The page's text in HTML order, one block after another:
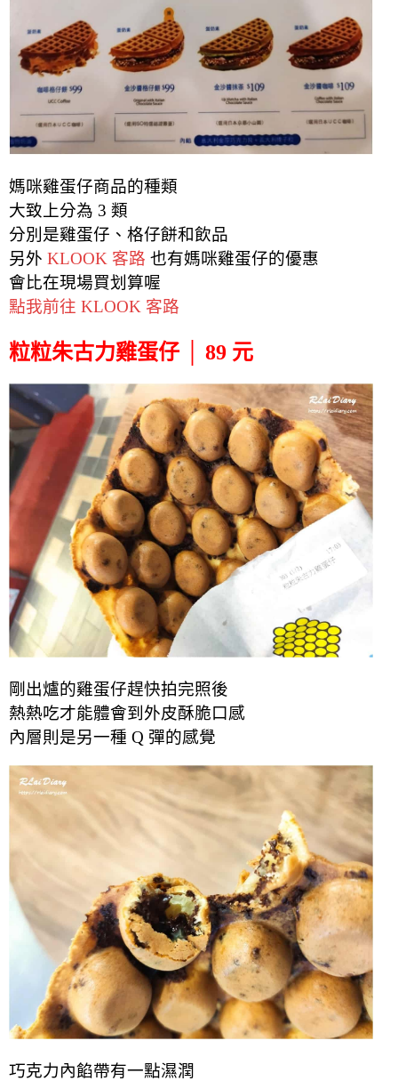
媽咪雞蛋仔商品的種類
大致上分為 3 類
分別是雞蛋仔、格仔餅和飲品
另外 KLOOK 客路 也有媽咪雞蛋仔的優惠
會比在現場買划算喔
點我前往 KLOOK 客路
粒粒朱古力雞蛋仔 │ 89 元
剛出爐的雞蛋仔趕快拍完照後
熱熱吃才能體會到外皮酥脆口感
內層則是另一種 Q 彈的感覺
巧克力內餡帶有一點濕潤